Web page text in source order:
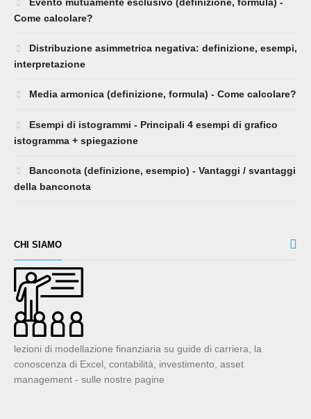
Distribuzione asimmetrica negativa: definizione, esempi,
Media armonica (definizione, formula) - Come calcolare?
Esempi di istogrammi - Principali 4 esempi di grafico
Banconota (definizione, esempio) - Vantaggi / svantaggi
lezioni di modellazione finanziaria su guide di carriera, la
conoscenza di Excel, contabilità, investimento, asset
management - sulle nostre pagine